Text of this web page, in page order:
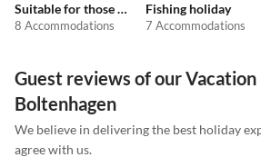
Suitable for those with allergies
8 Accommodations
Fishing holiday
7 Accommodations
Guest reviews of our
Boltenhagen
We believe in delivering the best holiday
agree with us.